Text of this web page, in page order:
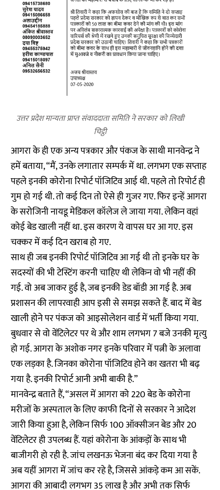
उत्तर प्रदेश मान्यता प्राप्त संवाददाता समिति ने सरकार को लिखी
चिट्ठी
आगरा के ही एक अन्य पत्रकार और पंकज के साथी मानवेन्द्र ने
हमें बताया, “मैं, उनके लगातार सम्पर्क में था. लगभग एक सप्ताह
पहले इनकी कोरोना रिपोर्ट पॉजिटिव आई थी. पहले तो रिपोर्ट ही
गुम हो गई थी. तो कई दिन तो ऐसे ही गुजर गए. फिर इन्हें आगरा
के सरोजिनी नायडू मेडिकल कॉलेज ले जाया गया. लेकिन वहां
कोई बेड खाली नहीं था. इस कारण ये वापस घर आ गए. इस
चक्कर में कई दिन खराब हो गए.
साथ ही जब इनकी रिपोर्ट पॉजिटिव आ गई थी तो इनके घर के
सदस्यों की भी टेस्टिंग करनी चाहिए थी लेकिन वो भी नहीं की
गई. वो अब जाकर हुई है, जब इनकी डेड बॉडी आ गई है. अब
प्रशासन की लापरवाही आप इसी से समझ सकते हैं. बाद में बेड
खाली होने पर पंकज को आइसोलेशन वार्ड में भर्ती किया गया.
बुधवार से वो वेंटिलेटर पर थे और शाम लगभग 7 बजे उनकी मृत्यु
हो गई. आगरा के अशोक नगर इनके परिवार में पत्नी के अलावा
एक लड़का है. जिनका कोरोना पॉजिटिव होने का खतरा भी बढ़
गया है. इनकी रिपोर्ट आनी अभी बाकी है.”
मानवेन्द्र बताते हैं, “असल में आगरा को 220 बेड के कोरोना
मरीजों के अस्पताल के लिए काफी दिनों से सरकार ने आदेश
जारी किया हुआ है, लेकिन सिर्फ 100 ऑक्सीजन बेड और 20
वेंटिलेटर ही उपलब्ध हैं. यहां कोरोना के आंकड़ों के साथ भी
बाजीगरी हो रही है. जांच लखनऊ भेजना बंद कर दिया गया है
अब यहीं आगरा में जांच कर रहे है, जिससे आंकड़े कम आ सकें.
आगरा की आबादी लगभग 35 लाख है और अभी तक सिर्फ